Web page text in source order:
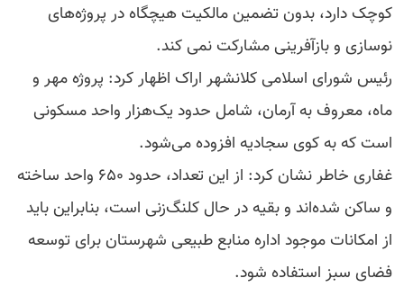
کوچک دارد، بدون تضمین مالکیت هیچگاه در پروژه‌های
نوسازی و بازآفرینی مشارکت نمی کند.
رئیس شورای اسلامی کلانشهر اراک اظهار کرد: پروژه مهر و
ماه، معروف به آرمان، شامل حدود یک‌هزار واحد مسکونی
است که به کوی سجادیه افزوده می‌شود.
غفاری خاطر نشان کرد: از این تعداد، حدود ۶۵۰ واحد ساخته
و ساکن شده‌اند و بقیه در حال کلنگ‌زنی است، بنابراین باید
از امکانات موجود اداره منابع طبیعی شهرستان برای توسعه
فضای سبز استفاده شود.